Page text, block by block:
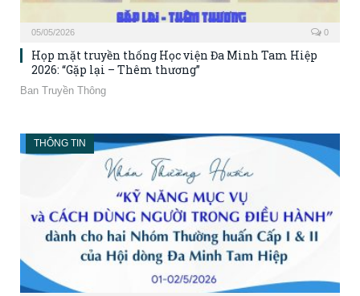
05/05/2026 0
Họp mặt truyền thống Học viện Đa Minh Tam Hiệp
2026: “Gặp lại – Thêm thương”
Ban Truyền Thông
THÔNG TIN